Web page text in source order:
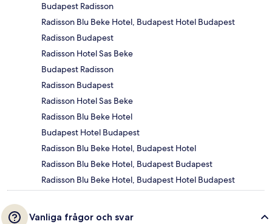
Budapest Radisson
Radisson Blu Beke Hotel, Budapest Hotel Budapest
Radisson Budapest
Radisson Hotel Sas Beke
Budapest Radisson
Radisson Budapest
Radisson Hotel Sas Beke
Radisson Blu Beke Hotel
Budapest Hotel Budapest
Radisson Blu Beke Hotel, Budapest Hotel
Radisson Blu Beke Hotel, Budapest Budapest
Radisson Blu Beke Hotel, Budapest Hotel Budapest
Vanliga frågor och svar